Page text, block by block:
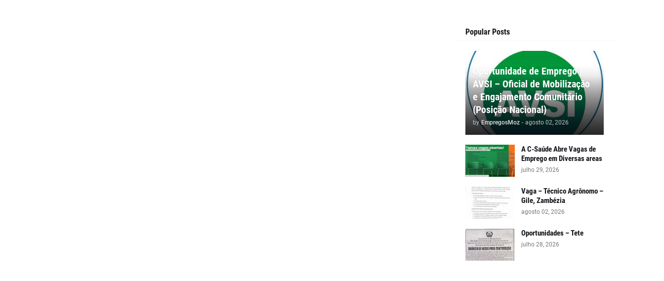
Popular Posts
Oportunidade de Emprego |
AVSI – Oficial de Mobilização
e Engajamento Comunitário
(Posição Nacional)
by EmpregosMoz - agosto 02, 2026
A C-Saúde Abre Vagas de
Emprego em Diversas areas
julho 29, 2026
Vaga – Técnico Agrônomo –
Gile, Zambézia
agosto 02, 2026
Oportunidades – Tete
julho 28, 2026